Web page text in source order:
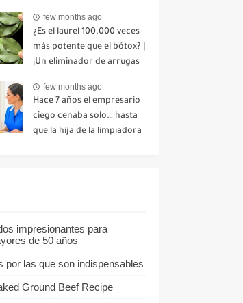
echó a reír. No dije ni una
palabra. Esa misma noche,
mi madre me envió un
mensaje: "Hemos decidido
cortar todo contacto.
Aléjate para siempre"-nhuy
few months ago
¿Es el laurel 100.000 veces
más potente que el bótox? |
¡Un eliminador de arrugas
años!
few months ago
Hace 7 años el empresario
ciego cenaba solo… hasta
que la hija de la limpiadora
impresionantes para
de 50 años
por las que son indispensables
Ground Beef Recipe